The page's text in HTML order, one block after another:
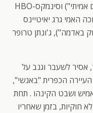
הזהב אלן בול (יוצר "עמוק באדמה" ו"דם אמיתי") וסינמקס-HBO
האמי גרג יאיטיינס
באדמה"), ג'ונתן טרופר
אסיר לשעבר וגנב על
הכפרית "באנשי",
ושבט הקינהו . תחת
חוקיות, בזמן שאחריו